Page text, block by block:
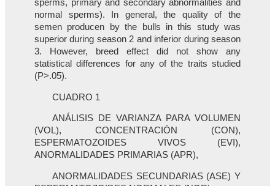
sperms, primary and secondary abnormalities and
normal sperms). In general, the quality of the
semen producen by the bulls in this study was
superior during season 2 and inferior during season
3. However, breed effect did not show any
statistical differences for any of the traits studied
(P>.05).
CUADRO 1
ANÁLISIS DE VARIANZA PARA VOLUMEN
(VOL), CONCENTRACIÓN (CON),
ESPERMATOZOIDES VIVOS (EVI),
ANORMALIDADES PRIMARIAS (APR),
ANORMALIDADES SECUNDARIAS (ASE) Y